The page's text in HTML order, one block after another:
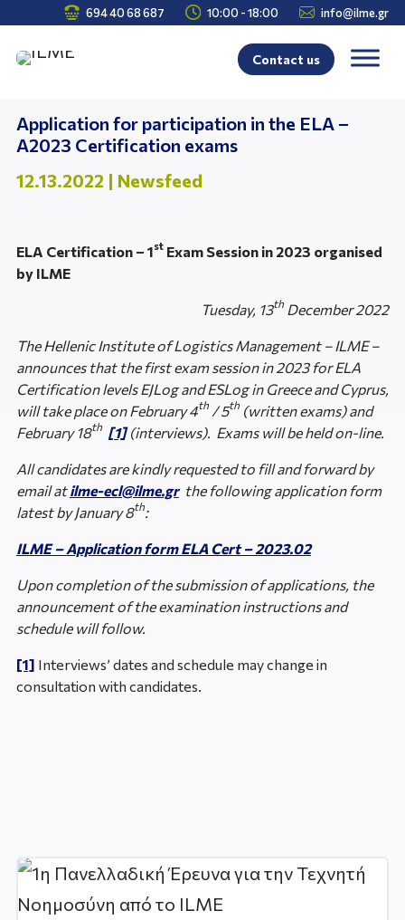
 694 40 68 687  10:00 - 18:00  info@ilme.gr
Contact us
Application for participation in the ELA –
A2023 Certification exams
12.13.2022 | Newsfeed
ELA Certification – 1stExam Session in 2023 organised
by ILME
Tuesday, 13th December 2022
The Hellenic Institute of Logistics Management – ILME –
announces that the first exam session in 2023 for ELA
Certification levels EJLog and ESLog in Greece and Cyprus,
will take place on February 4th/ 5th(written exams) and
February 18th [1](interviews). Exams will be held on-line.
All candidates are kindly requested to fill and forward by
email atilme-ecl@ilme.grthe following application form
latest by January 8th:
ILME – Application form ELA Cert – 2023.02
Upon completion of the submission of applications, the
announcement of the examination instructions and
schedule will follow.
[1] Interviews’ dates and schedule may change in
consultation with candidates.